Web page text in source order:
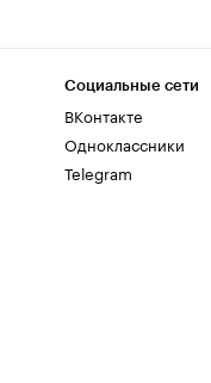
Социальные сети
ВКонтакте
Одноклассники
Telegram